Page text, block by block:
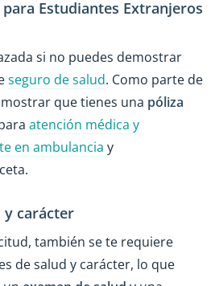
Estudiantes Extranjeros
si no puedes demostrar
seguro de salud. Como parte de
que tienes una póliza
atención médica y
en ambulancia y
y carácter
también se te requiere
de salud y carácter, lo que